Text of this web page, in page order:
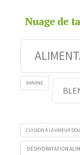
Nuage de
BANANE
CUISSON À LA VAPEUR
DÉSHYDRATATION